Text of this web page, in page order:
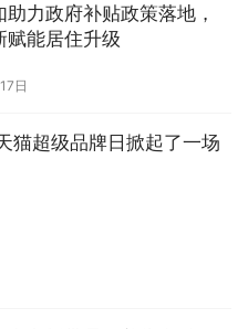
助力政府补贴政策落地，
赋能居住升级
日
猫超级品牌日掀起了一场